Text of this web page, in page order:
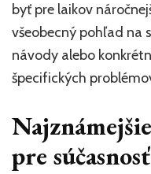
byť pre laikov
všeobecný pohľad na
návody alebo
špecifických
pre súčasnosť